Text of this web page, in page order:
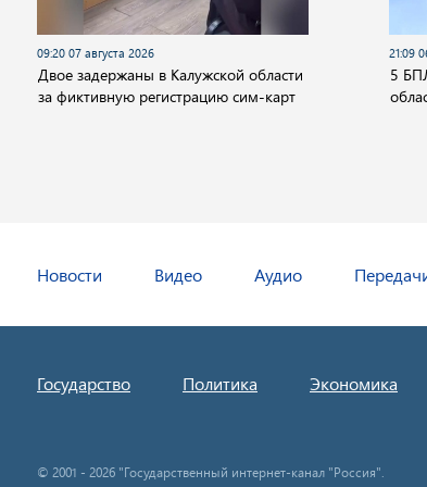
09:20 07 августа 2026
Двое задержаны в Калужской области
за фиктивную регистрацию сим-карт
21:09
5
Новости Видео Аудио
Государство Политика Экономика
© 2001 - 2026 "Государственный интернет-канал "Россия".